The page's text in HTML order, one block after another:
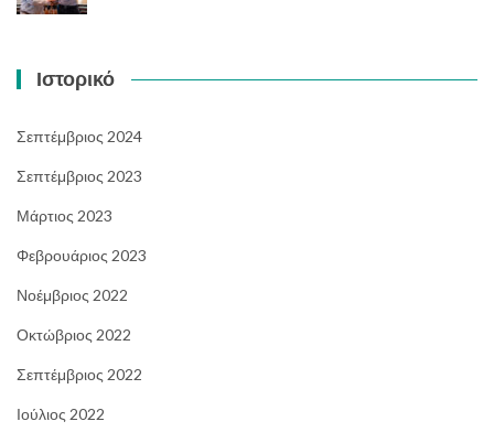
Ιστορικό
Σεπτέμβριος 2024
Σεπτέμβριος 2023
Μάρτιος 2023
Φεβρουάριος 2023
Νοέμβριος 2022
Οκτώβριος 2022
Σεπτέμβριος 2022
Ιούλιος 2022